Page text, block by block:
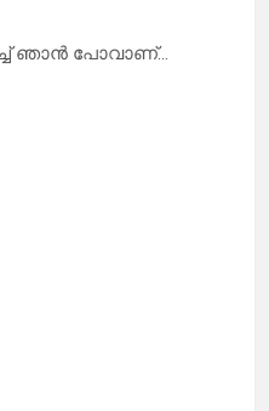
ഞാൻ പോവാണ്…